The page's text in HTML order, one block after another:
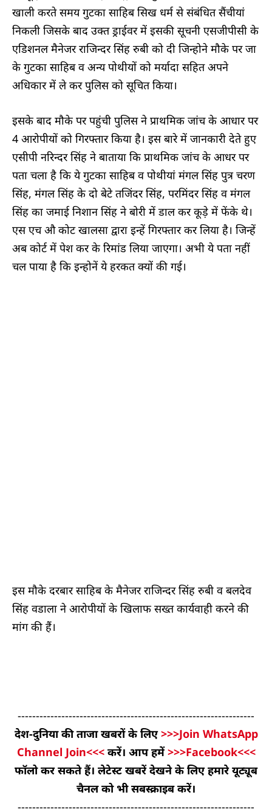
खाली करते समय गुटका साहिब सिख धर्म से संबंधित सैंचीयां
निकली जिसके बाद उक्त ड्राईवर में इसकी सूचनी एसजीपीसी के
एडिशनल मैनेजर राजिन्दर सिंह रुबी को दी जिन्होने मौके पर जा
के गुटका साहिब व अन्य पोथीयों को मर्यादा सहित अपने
अधिकार में ले कर पुलिस को सूचित किया।
इसके बाद मौके पर पहुंची पुलिस ने प्राथमिक जांच के आधार पर
4 आरोपीयों को गिरफ्तार किया है। इस बारे में जानकारी देते हुए
एसीपी नरिन्दर सिंह ने बाताया कि प्राथमिक जांच के आधर पर
पता चला है कि ये गुटका साहिब व पोथीयां मंगल सिंह पुत्र चरण
सिंह, मंगल सिंह के दो बेटे तजिंदर सिंह, परमिंदर सिंह व मंगल
सिंह का जमाई निशान सिंह ने बोरी में डाल कर कूड़े में फेंके थे।
एस एच औ कोट खालसा द्वारा इन्हें गिरफ्तार कर लिया है। जिन्हें
अब कोर्ट में पेश कर के रिमांड लिया जाएगा। अभी ये पता नहीं
चल पाया है कि इन्होनें ये हरकत क्यों की गई।
इस मौके दरबार साहिब के मैनेजर राजिन्दर सिंह रुबी व बलदेव
सिंह वडाला ने आरोपीयों के खिलाफ सख्त कार्यवाही करने की
मांग की हैं।
-----------------------------------------------------------------
देश-दुनिया की ताजा खबरों के लिए>>>Join WhatsApp
Channel Join<<< करें। आप हमें>>>Facebook<<<
फॉलो कर सकते हैं। लेटेस्ट खबरें देखने के लिए हमारे यूट्यूब
चैनल को भी सबस्क्राइब करें।